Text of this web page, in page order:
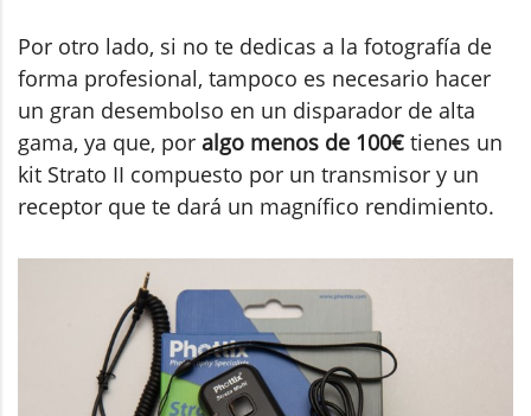
Por otro lado, si no te dedicas a la fotografía de
forma profesional, tampoco es necesario hacer
un gran desembolso en un disparador de alta
gama, ya que, por algo menos de 100€ tienes un
kit Strato II compuesto por un transmisor y un
receptor que te dará un magnífico rendimiento.